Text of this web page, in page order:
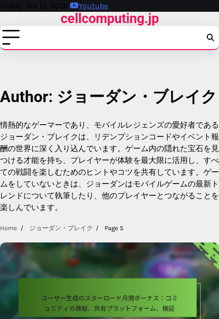
Skip
content
Friday, Jun 19, 2026 Youtube
cellcomputing.jp
Author: ジョーダン・ブレイク
情熱的なゲーマーであり、モバイルレジェンズの愛好者である
ジョーダン・ブレイクは、リデンプションコードやイベント報
酬の世界に深く入り込んでいます。ゲーム内の隠れた宝石を見
つける才能を持ち、プレイヤーが体験を最大限に活用し、すべ
ての戦闘を楽しむためのヒントやコツを共有しています。ゲー
ムをしていないときは、ジョーダンはモバイルゲームの最新ト
レンドについて執筆したり、他のプレイヤーとつながることを
楽しんでいます。
Home ジョーダン・ブレイク Page 5